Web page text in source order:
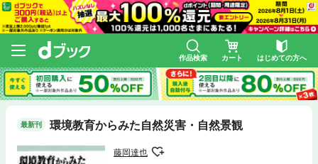
作品検索 カート はじめての方へ
最新刊 環境教育からみた自然災害・自然景観
藤岡達也